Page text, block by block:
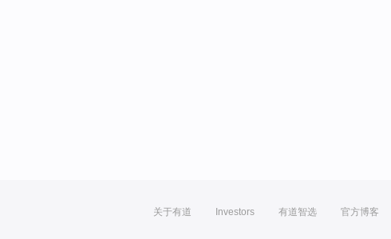
关于有道 Investors 有道智选 官方博客